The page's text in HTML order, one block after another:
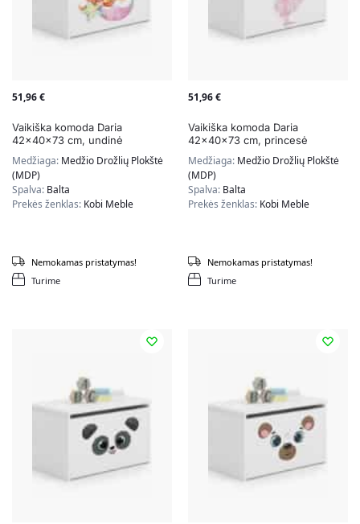
51,96€
Vaikiška komoda Daria
42x40x73 cm, undinė
Medžiaga: Medžio Drožlių Plokštė
(MDP)
Spalva: Balta
Prekės ženklas: Kobi Meble
Turime
Nemokamas pristatymas!
51,96€
Vaikiška komoda Daria
42x40x73 cm, princesė
Medžiaga: Medžio Drožlių Plokštė
(MDP)
Spalva: Balta
Prekės ženklas: Kobi Meble
Turime
Nemokamas pristatymas!